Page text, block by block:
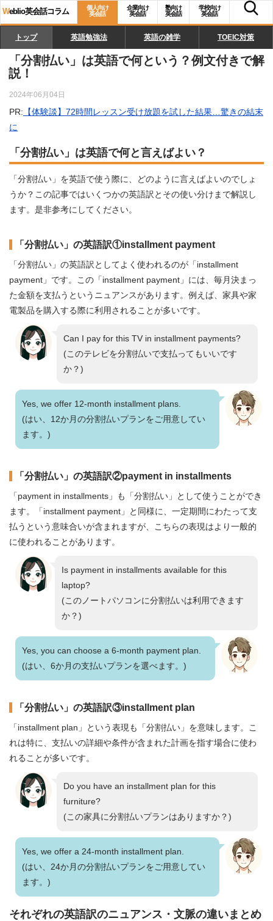
Weblio英会話コラム
個人向け
英会話
企業向け
英会話
塾向け
英会話
学校向け
英会話
トップ 英語勉強法 英語の雑学 TOEIC対策
「分割払い」は英語で何という？例文付きで解
説！
2024年06月04日
PR: 【体験談】72時間レッスン受け放題を試した結果…驚きの結末
に
「分割払い」は英語で何と言えばよい？
「分割払い」を英語で使う際に、どのように言えばよいのでしょ
うか？この記事ではいくつかの英語訳とその使い分けまで解説し
ます。是非参考にしてください。
「分割払い」の英語訳①installment payment
「分割払い」の英語訳としてよく使われるのが「installment
payment」です。この「installment payment」には、毎月決まっ
た金額を支払うというニュアンスがあります。例えば、家具や家
電製品を購入する際に利用されることが多いです。
Can I pay for this TV in installment payments?
(このテレビを分割払いで支払ってもいいです
か？)
Yes, we offer 12-month installment plans.
(はい、12か月の分割払いプランをご用意してい
ます。)
「分割払い」の英語訳②payment in installments
「payment in installments」も「分割払い」として使うことができ
ます。「installment payment」と同様に、一定期間にわたって支
払うという意味合いが含まれますが、こちらの表現はより一般的
に使われることがあります。
Is payment in installments available for this
laptop?
(このノートパソコンに分割払いは利用できます
か？)
Yes, you can choose a 6-month payment plan.
(はい、6か月の支払いプランを選べます。)
「分割払い」の英語訳③installment plan
「installment plan」という表現も「分割払い」を意味します。こ
れは特に、支払いの詳細や条件が含まれた計画を指す場合に使わ
れることが多いです。
Do you have an installment plan for this
furniture?
(この家具に分割払いプランはありますか？)
Yes, we offer a 24-month installment plan.
(はい、24か月の分割払いプランをご用意してい
ます。)
それぞれの英語訳のニュアンス・文脈の違いまとめ